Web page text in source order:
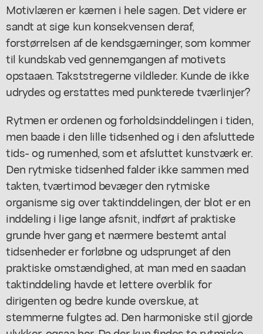
Motivlæren er kærnen i hele sagen. Det videre er
sandt at sige kun konsekvensen deraf,
forstørrelsen af de kendsgærninger, som kommer
til kundskab ved gennemgangen af motivets
opstaaen. Takststregerne vildleder. Kunde de ikke
udrydes og erstattes med punkterede tværlinjer?
Rytmen er ordenen og forholdsinddelingen i tiden,
men baade i den lille tidsenhed og i den afsluttede
tids- og rumenhed, som et afsluttet kunstværk er.
Den rytmiske tidsenhed falder ikke sammen med
takten, tværtimod bevæger den rytmiske
organisme sig over taktinddelingen, der blot er en
inddeling i lige lange afsnit, indført af praktiske
grunde hver gang et nærmere bestemt antal
tidsenheder er forløbne og udsprunget af den
praktiske omstændighed, at man med en saadan
taktinddeling havde et lettere overblik for
dirigenten og bedre kunde overskue, at
stemmerne fulgtes ad. Den harmoniske stil gjorde